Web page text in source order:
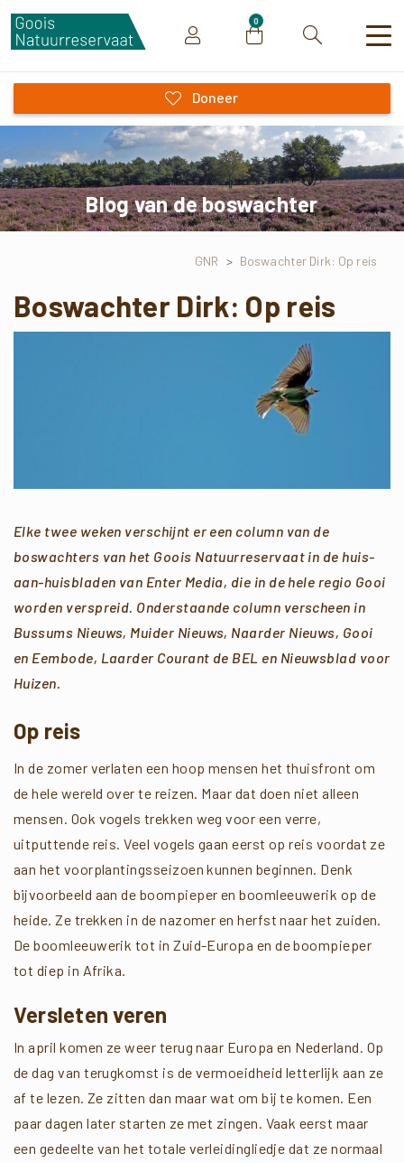
0
Zoeken
Doneer
Blog van de boswachter
GNR > Boswachter Dirk: Op reis
Boswachter Dirk: Op reis
Elke twee weken verschijnt er een column van de
boswachters van het Goois Natuurreservaat in de huis-
aan-huisbladen van Enter Media, die in de hele regio Gooi
worden verspreid. Onderstaande column verscheen in
Bussums Nieuws, Muider Nieuws, Naarder Nieuws, Gooi
en Eembode, Laarder Courant de BEL en Nieuwsblad voor
Huizen.
Op reis
In de zomer verlaten een hoop mensen het thuisfront om
de hele wereld over te reizen. Maar dat doen niet alleen
mensen. Ook vogels trekken weg voor een verre,
uitputtende reis. Veel vogels gaan eerst op reis voordat ze
aan het voorplantingsseizoen kunnen beginnen. Denk
bijvoorbeeld aan de boompieper en boomleeuwerik op de
heide. Ze trekken in de nazomer en herfst naar het zuiden.
De boomleeuwerik tot in Zuid-Europa en de boompieper
tot diep in Afrika.
Versleten veren
In april komen ze weer terug naar Europa en Nederland. Op
de dag van terugkomst is de vermoeidheid letterlijk aan ze
af te lezen. Ze zitten dan maar wat om bij te komen. Een
paar dagen later starten ze met zingen. Vaak eerst maar
een gedeelte van het totale verleidingliedje dat ze normaal